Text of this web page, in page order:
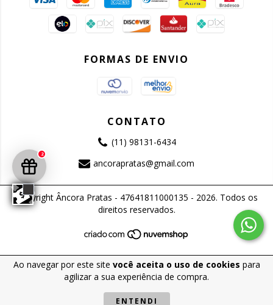
2
Ao navegar por este site você aceita o uso de cookies para
agilizar a sua experiência de compra.
ENTENDI
FORMAS DE ENVIO
CONTATO
(11) 98131-6434
ancorapratas@gmail.com
Copyright Âncora Pratas - 47641811000135 - 2026. Todos os
direitos reservados.